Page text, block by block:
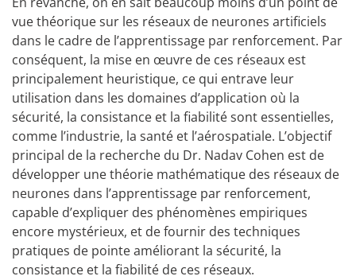
vue théorique sur les réseaux de neurones artificiels
dans le cadre de l’apprentissage par renforcement. Par
conséquent, la mise en œuvre de ces réseaux est
principalement heuristique, ce qui entrave leur
utilisation dans les domaines d’application où la
sécurité, la consistance et la fiabilité sont essentielles,
comme l’industrie, la santé et l’aérospatiale. L’objectif
principal de la recherche du Dr. Nadav Cohen est de
développer une théorie mathématique des réseaux de
neurones dans l’apprentissage par renforcement,
capable d’expliquer des phénomènes empiriques
encore mystérieux, et de fournir des techniques
pratiques de pointe améliorant la sécurité, la
consistance et la fiabilité de ces réseaux.